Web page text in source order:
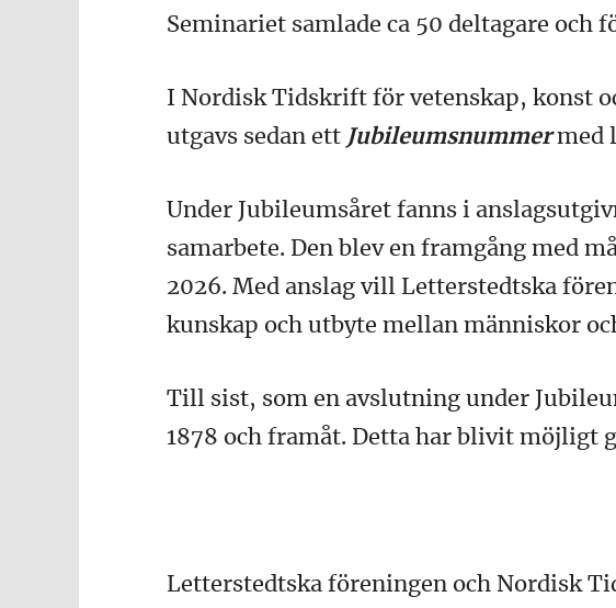
Seminariet samlade ca 50 deltagare
I Nordisk Tidskrift för vetenskap, konst
utgavs sedan ett Jubileumsnummer med
Under Jubileumsåret fanns i
samarbete. Den blev en framgång med
2026. Med anslag vill Letterstedtska
kunskap och utbyte mellan människor
Till sist, som en avslutning under
1878 och framåt. Detta har blivit möjligt
Letterstedtska föreningen och Nordisk